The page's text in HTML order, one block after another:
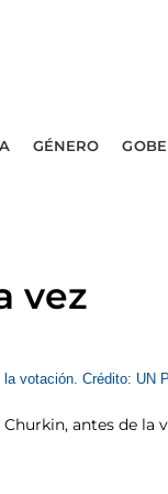
GÉNERO
vez
antes de la